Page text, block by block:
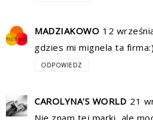
MADZIAKOWO 12
gdzies mi mignela ta firma:)
ODPOWIEDZ
CAROLYNA'S WORLD 21